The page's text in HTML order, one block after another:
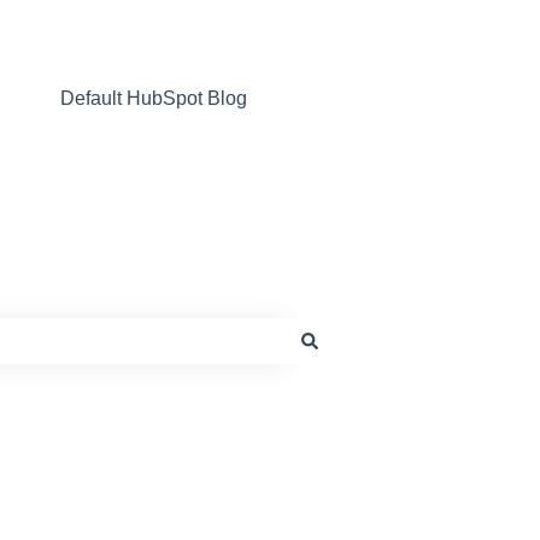
Default HubSpot Blog